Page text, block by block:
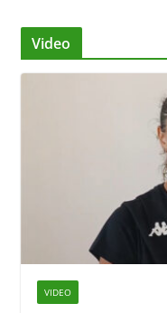
Video
VIDEO